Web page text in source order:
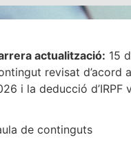
actualització: 15
revisat d’acord
i la deducció d’IRPF
de continguts